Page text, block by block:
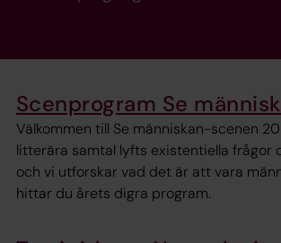
Scenprogram Se
Välkommen till Se människan-scenen
litterära samtal lyfts existentiella frågor
och vi utforskar vad det är att vara
hittar du årets digra program.